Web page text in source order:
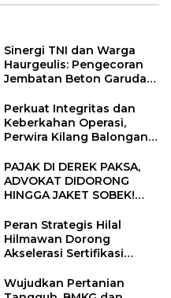
Sinergi TNI dan Warga
Haurgeulis: Pengecoran
Jembatan Beton Garuda
Perkuat Integritas dan
Keberkahan Operasi,
Perwira Kilang Balongan
PAJAK DI DEREK PAKSA,
ADVOKAT DIDORONG
HINGGA JAKET SOBEK!
Ngamuk Kepung Polresta
Pekanbaru!
Peran Strategis Hilal
Hilmawan Dorong
Akselerasi Sertifikasi
Entaskan Kemiskinan di
Wujudkan Pertanian